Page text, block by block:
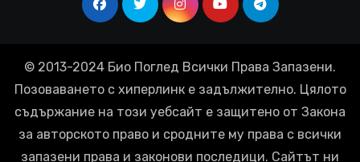
© 2013-2024 Био Поглед Всички Права Запазени.
Позоваването с хиперлинк е задължително. Цялото
съдържание на този уебсайт е защитено от Закона
за авторското право и сродните му права с всички
запазени права и законови последици. Сайтът ни